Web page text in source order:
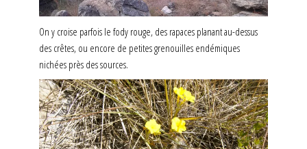
On y croise parfois le fody rouge, des rapaces planant au-dessus
des crêtes, ou encore de petites grenouilles endémiques
nichées près des sources.